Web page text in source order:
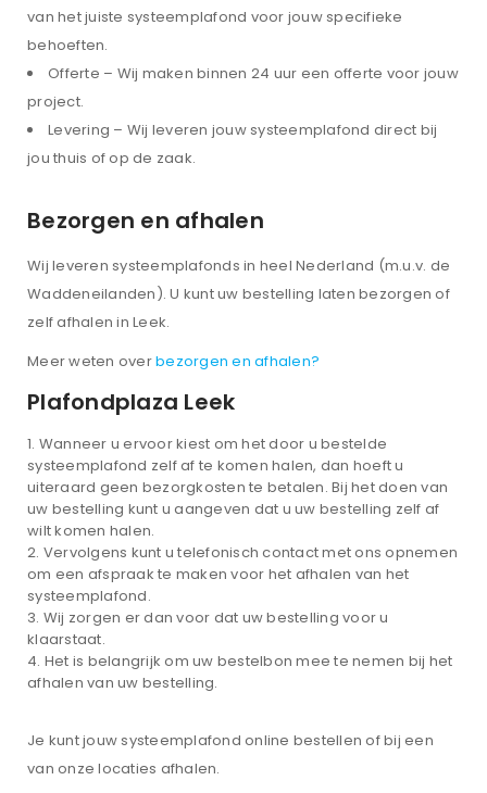
van het juiste systeemplafond voor jouw specifieke
behoeften.
Offerte – Wij maken binnen 24 uur een offerte voor jouw
project.
Levering – Wij leveren jouw systeemplafond direct bij
jou thuis of op de zaak.
Bezorgen en afhalen
Wij leveren systeemplafonds in heel Nederland (m.u.v. de
Waddeneilanden). U kunt uw bestelling laten bezorgen of
zelf afhalen in Leek.
Meer weten overbezorgen en afhalen?
Plafondplaza Leek
Wanneer u ervoor kiest om het door u bestelde
systeemplafond zelf af te komen halen, dan hoeft u
uiteraard geen bezorgkosten te betalen. Bij het doen van
uw bestelling kunt u aangeven dat u uw bestelling zelf af
wilt komen halen.
Vervolgens kunt u telefonisch contact met ons opnemen
om een afspraak te maken voor het afhalen van het
systeemplafond.
Wij zorgen er dan voor dat uw bestelling voor u
klaarstaat.
Het is belangrijk om uw bestelbon mee te nemen bij het
afhalen van uw bestelling.
Je kunt jouw systeemplafond online bestellen of bij een
van onze locaties afhalen.